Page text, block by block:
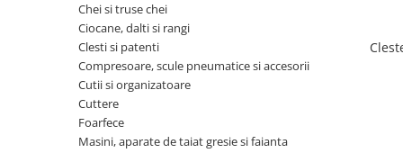
DAF XF Euro 6
Chei si truse chei
Ciocane, dalti si rangi
Clesti si patenti
Compresoare, scule pneumatice si accesorii
Cutii si organizatoare
Cuttere
Foarfece
Masini, aparate de taiat gresie si faianta